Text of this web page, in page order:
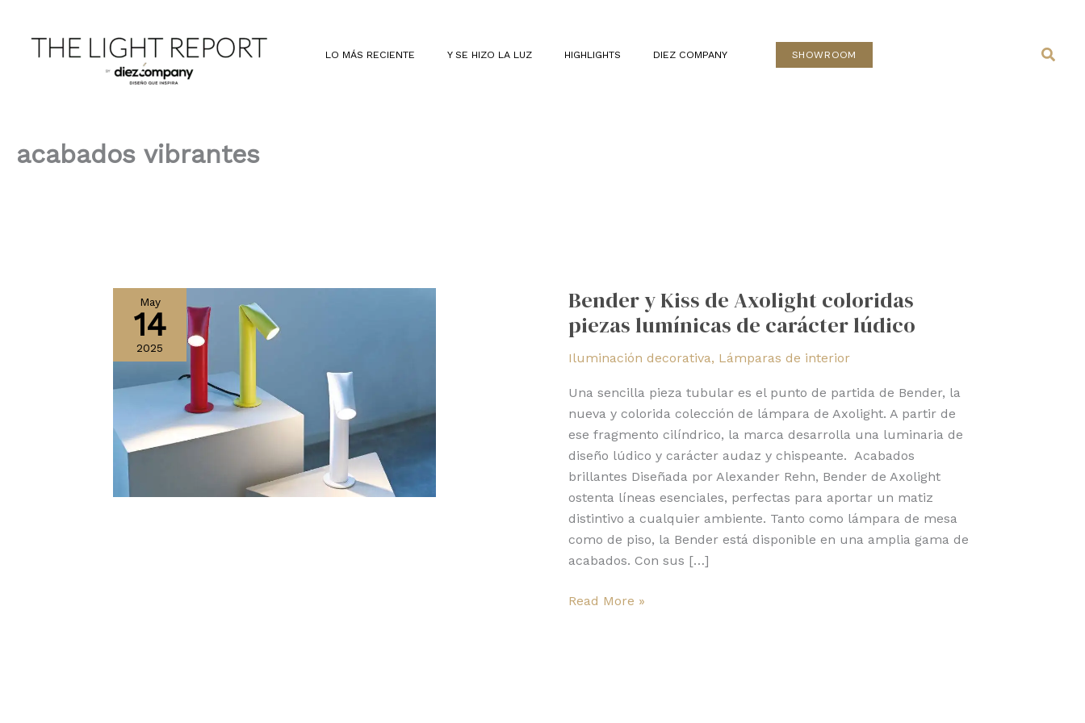
contenido
LO MÁS RECIENTE Y SE HIZO LA LUZ HIGHLIGHTS DIEZ COMPANY SHOWROOM
acabados vibrantes
May
14
2025
Bender y Kiss de Axolight coloridas
piezas lumínicas de carácter lúdico
Iluminación decorativa, Lámparas de interior
Una sencilla pieza tubular es el punto de partida de Bender, la
nueva y colorida colección de lámpara de Axolight. A partir de
ese fragmento cilíndrico, la marca desarrolla una luminaria de
diseño lúdico y carácter audaz y chispeante. Acabados
brillantes Diseñada por Alexander Rehn, Bender de Axolight
ostenta líneas esenciales, perfectas para aportar un matiz
distintivo a cualquier ambiente. Tanto como lámpara de mesa
como de piso, la Bender está disponible en una amplia gama de
acabados. Con sus […]
Kiss
de
Axolight
coloridas
carácter
lúdico
Read More »